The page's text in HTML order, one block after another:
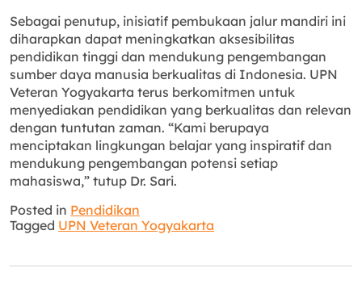
Sebagai penutup, inisiatif pembukaan jalur mandiri ini
diharapkan dapat meningkatkan aksesibilitas
pendidikan tinggi dan mendukung pengembangan
sumber daya manusia berkualitas di Indonesia. UPN
Veteran Yogyakarta terus berkomitmen untuk
menyediakan pendidikan yang berkualitas dan relevan
dengan tuntutan zaman. “Kami berupaya
menciptakan lingkungan belajar yang inspiratif dan
mendukung pengembangan potensi setiap
mahasiswa,” tutup Dr. Sari.
Posted in Pendidikan
Tagged UPN Veteran Yogyakarta